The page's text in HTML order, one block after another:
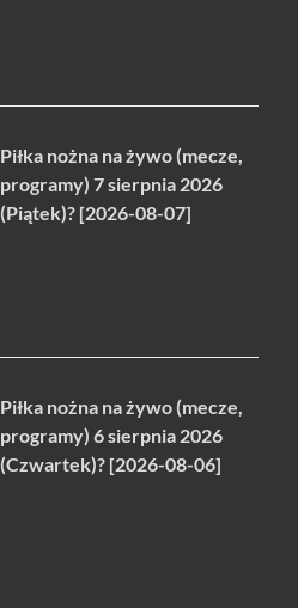
Piłka nożna na żywo (mecze,
programy) 7 sierpnia 2026
(Piątek)? [2026-08-07]
Piłka nożna na żywo (mecze,
programy) 6 sierpnia 2026
(Czwartek)? [2026-08-06]